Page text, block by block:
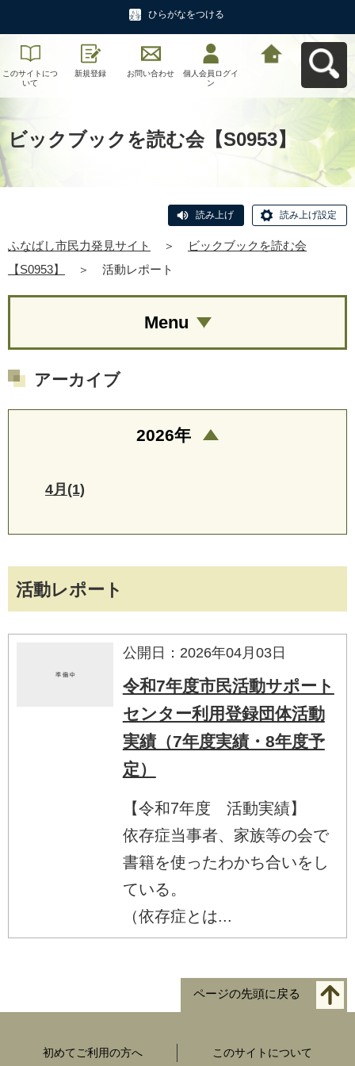
ひらがなをつける
このサイトにつ
いて
新規登録 お問い合わせ
個人会員ログイ
ン
ビックブックを読む会【S0953】
読み上げ 読み上げ設定
ふなばし市民力発見サイト ＞
ビックブックを読む会
【S0953】
＞ 活動レポート
活動レポート
公開日：2026年04月03日
令和7年度市民活動サポート
センター利用登録団体活動
実績（7年度実績・8年度予
定）
【令和7年度 活動実績】
依存症当事者、家族等の会で
書籍を使ったわかち合いをし
ている。
（依存症とは...
Menu
アーカイブ
2026年
4月(1)
ページの先頭に戻る
初めてご利用の方へ このサイトについて